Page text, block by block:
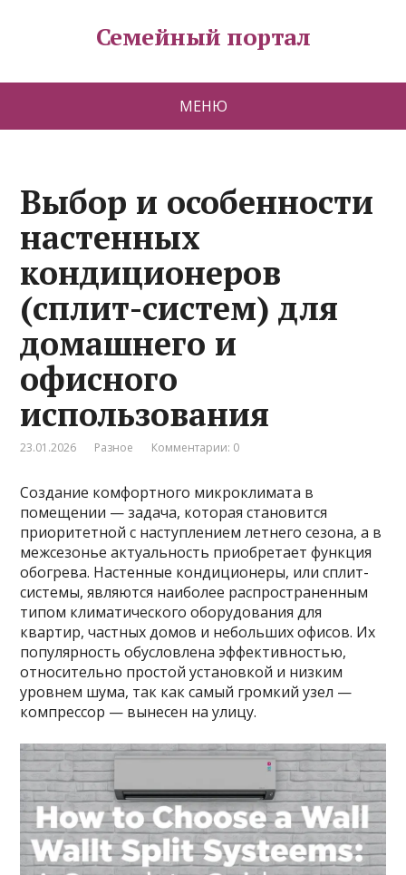
Семейный портал
МЕНЮ
Выбор и особенности
настенных
кондиционеров
(сплит-систем) для
домашнего и
офисного
использования
23.01.2026 Разное Комментарии: 0
Создание комфортного микроклимата в
помещении — задача, которая становится
приоритетной с наступлением летнего сезона, а в
межсезонье актуальность приобретает функция
обогрева. Настенные кондиционеры, или сплит-
системы, являются наиболее распространенным
типом климатического оборудования для
квартир, частных домов и небольших офисов. Их
популярность обусловлена эффективностью,
относительно простой установкой и низким
уровнем шума, так как самый громкий узел —
компрессор — вынесен на улицу.